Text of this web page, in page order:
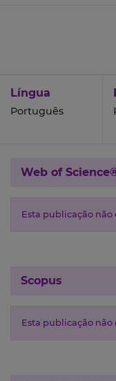
Língua
Português
Web of
Esta publicação não
Scopus
Esta publicação não